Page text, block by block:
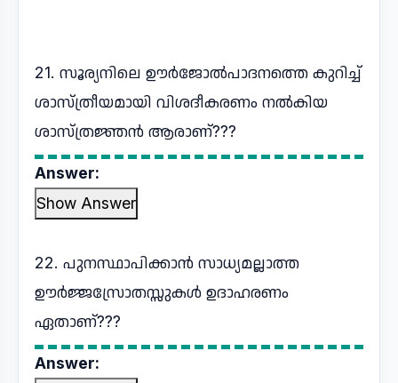
21. സൂര്യനിലെ ഊർജോൽപാദനത്തെ കുറിച്ച്
ശാസ്ത്രീയമായി വിശദീകരണം നൽകിയ
ശാസ്ത്രജ്ഞൻ ആരാണ്???
Answer:
Show Answer
22. പുനസ്ഥാപിക്കാൻ സാധ്യമല്ലാത്ത
ഊർജ്ജസ്രോതസ്സുകൾ ഉദാഹരണം
ഏതാണ്???
Answer: